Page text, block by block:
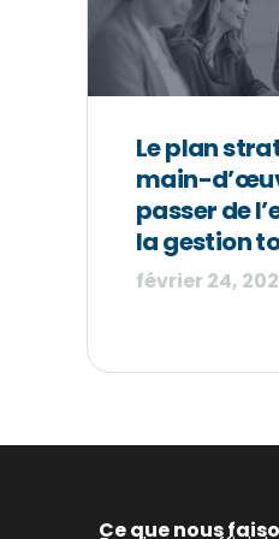
Le plan
main-
passer de
la gestion
février 24,
Ce que nous